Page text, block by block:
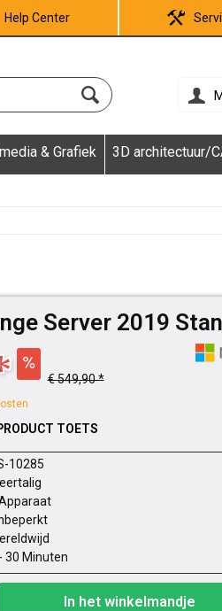
Help Center
& Grafiek 3D architectuur/
Server 2019
€ 549,90 *
TOETS
10285
30 Minuten
In het winkelmandje